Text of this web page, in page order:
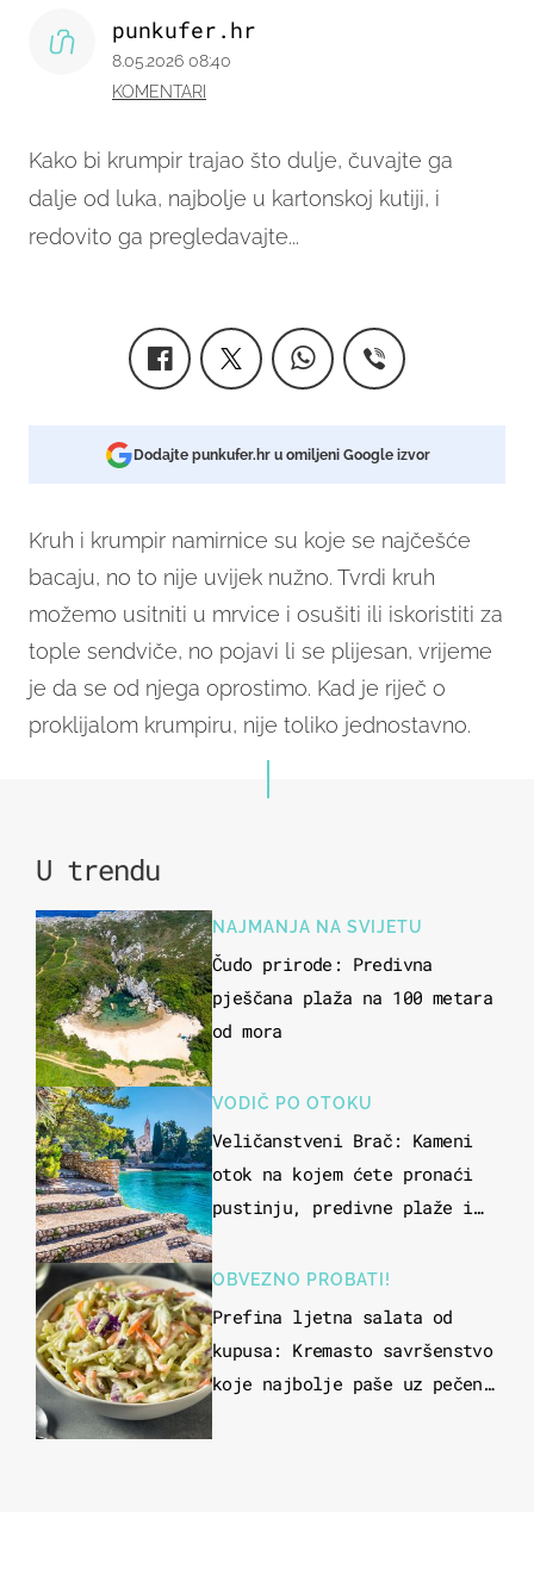
Kako bi krumpir trajao što dulje, čuvajte ga
dalje od luka, najbolje u kartonskoj kutiji, i
redovito ga pregledavajte...
punkufer.hr
8.05.2026 08:40
KOMENTARI
Dodajte punkufer.hr u omiljeni Google izvor
Kruh i krumpir namirnice su koje se najčešće
bacaju, no to nije uvijek nužno. Tvrdi kruh
možemo usitniti u mrvice i osušiti ili iskoristiti za
tople sendviče, no pojavi li se plijesan, vrijeme
je da se od njega oprostimo. Kad je riječ o
proklijalom krumpiru, nije toliko jednostavno.
U trendu
NAJMANJA NA SVIJETU
Čudo prirode: Predivna
pješčana plaža na 100 metara
od mora
VODIČ PO OTOKU
Veličanstveni Brač: Kameni
otok na kojem ćete pronaći
pustinju, predivne plaže i
OBVEZNO PROBATI!
Prefina ljetna salata od
kupusa: Kremasto savršenstvo
koje najbolje paše uz pečeno